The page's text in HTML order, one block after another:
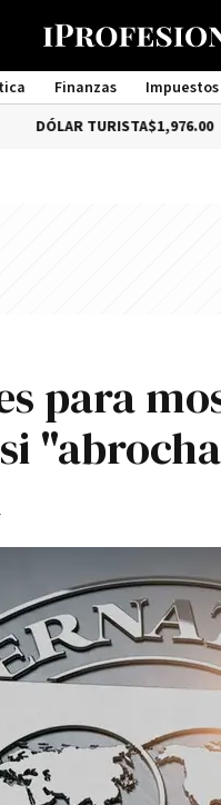
Finanzas Impuestos
Management
TURISTA$1,976.00
para